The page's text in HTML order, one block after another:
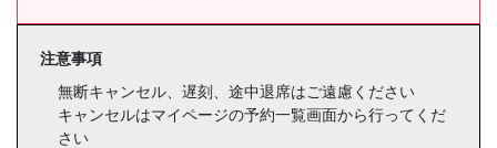
注意事項
無断キャンセル、遅刻、途中退席はご遠慮ください
キャンセルはマイページの予約一覧画面から行ってくだ
さい